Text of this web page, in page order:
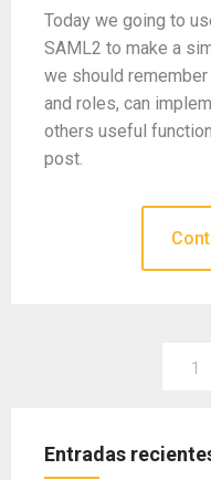
Today we going to
SAML2 to make a
we should
and roles, can
others useful
post.
entradas
1
Entradas